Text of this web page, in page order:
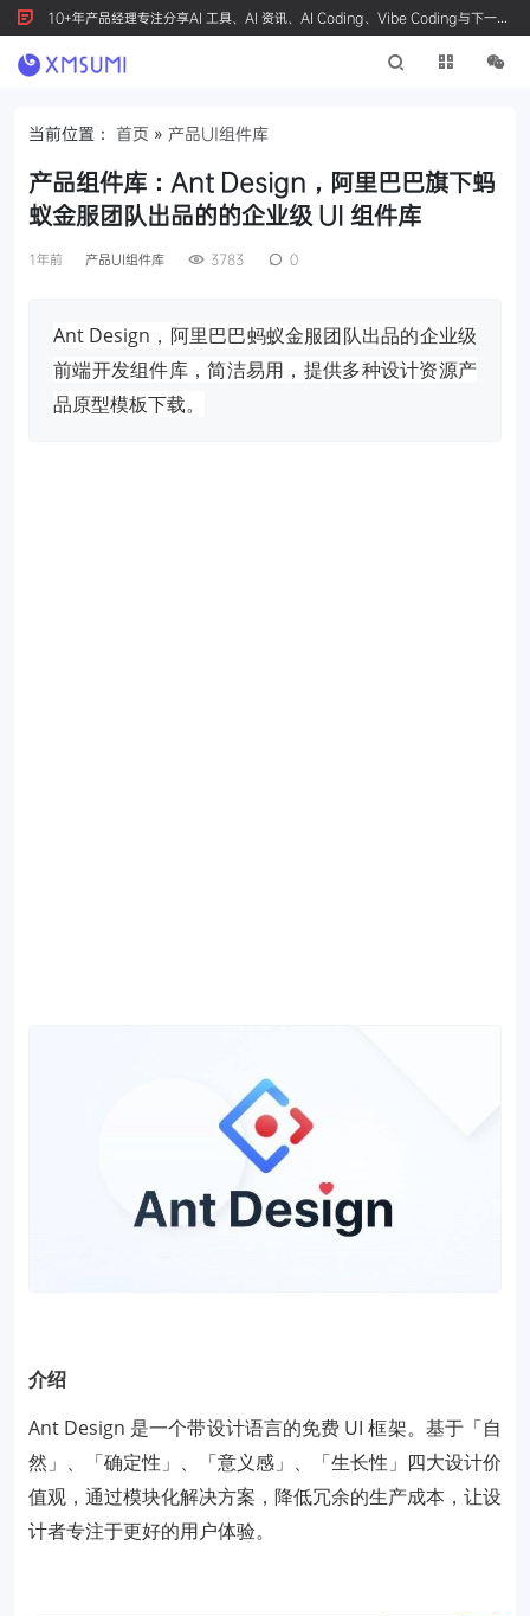
10+年产品经理专注分享AI 工具、AI 资讯、AI Coding、Vibe Coding与下一代
产品创新，按 Ctrl+D 收藏我们
当前位置： 首页 » 产品UI组件库
产品组件库：Ant Design，阿里巴巴旗下蚂
蚁金服团队出品的的企业级 UI 组件库
1年前 产品UI组件库 3783 0
Ant Design，阿里巴巴蚂蚁金服团队出品的企业级
前端开发组件库，简洁易用，提供多种设计资源产
品原型模板下载。
介绍
Ant Design 是一个带设计语言的免费 UI 框架。基于「自
然」、「确定性」、「意义感」、「生长性」四大设计价
值观，通过模块化解决方案，降低冗余的生产成本，让设
计者专注于更好的用户体验。